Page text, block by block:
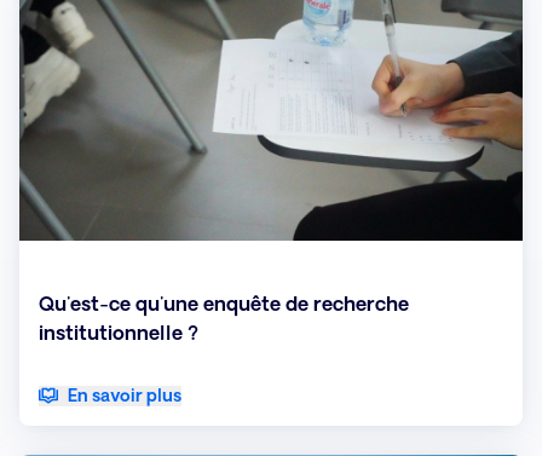
Qu'est-ce qu'une enquête de recherche
institutionnelle ?
En savoir plus